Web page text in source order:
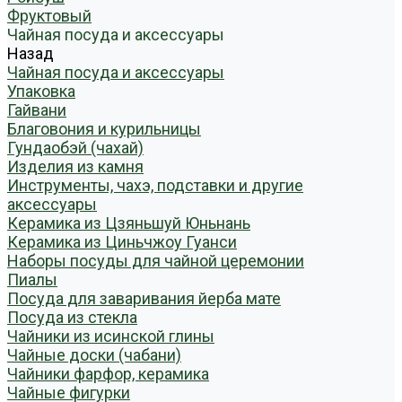
Фруктовый
Чайная посуда и аксессуары
Назад
Чайная посуда и аксессуары
Упаковка
Гайвани
Благовония и курильницы
Гундаобэй (чахай)
Изделия из камня
Инструменты, чахэ, подставки и другие
аксессуары
Керамика из Цзяньшуй Юньнань
Керамика из Циньчжоу Гуанси
Наборы посуды для чайной церемонии
Пиалы
Посуда для заваривания йерба мате
Посуда из стекла
Чайники из исинской глины
Чайные доски (чабани)
Чайники фарфор, керамика
Чайные фигурки